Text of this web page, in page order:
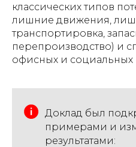
классических типов
лишние движения,
транспортировка,
перепроизводство) и
офисных и социальных
Доклад был
примерами и
результатами: